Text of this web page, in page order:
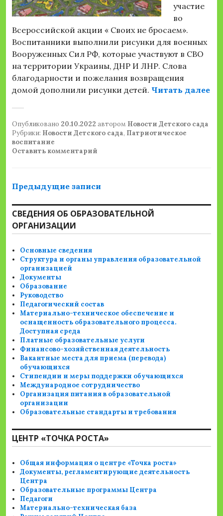
участие
во
Всероссийской акции « Своих не бросаем».
Воспитанники выполнили рисунки для военных
Вооруженных Сил РФ, которые участвуют в СВО
на территории Украины, ДНР И ЛНР. Слова
благодарности и пожелания возвращения
домой дополнили рисунки детей. Читать далее
Опубликовано 20.10.2022 автором Новости Детского сада
Рубрики: Новости Детского сада, Патриотическое
воспитание
Оставить комментарий
Навигация
по
записям
Предыдущие записи
СВЕДЕНИЯ ОБ ОБРАЗОВАТЕЛЬНОЙ
ОРГАНИЗАЦИИ
Основные сведения
Структура и органы управления образовательной
организацией
Документы
Образование
Руководство
Педагогический состав
Материально-техническое обеспечение и
оснащенность образовательного процесса.
Доступная среда
Платные образовательные услуги
Финансово-хозяйственная деятельность
Вакантные места для приема (перевода)
обучающихся
Стипендии и меры поддержки обучающихся
Международное сотрудничество
Организация питания в образовательной
организации
Образовательные стандарты и требования
ЦЕНТР «ТОЧКА РОСТА»
Общая информация о центре «Точка роста»
Документы, регламентирующие деятельность
Центра
Образовательные программы Центра
Педагоги
Материально-техническая база